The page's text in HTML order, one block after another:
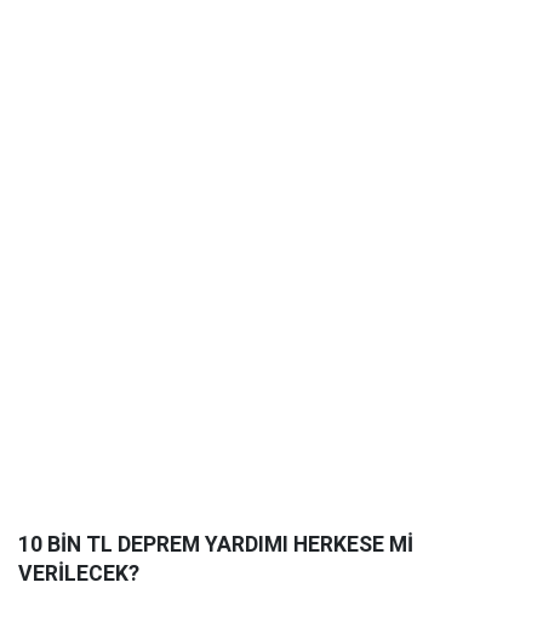
10 BİN TL DEPREM YARDIMI HERKESE Mİ
VERİLECEK?